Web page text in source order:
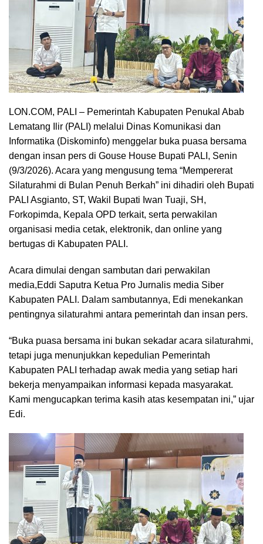
LON.COM, PALI – Pemerintah Kabupaten Penukal Abab
Lematang Ilir (PALI) melalui Dinas Komunikasi dan
Informatika (Diskominfo) menggelar buka puasa bersama
dengan insan pers di Gouse House Bupati PALI, Senin
(9/3/2026). Acara yang mengusung tema “Mempererat
Silaturahmi di Bulan Penuh Berkah” ini dihadiri oleh Bupati
PALI Asgianto, ST, Wakil Bupati Iwan Tuaji, SH,
Forkopimda, Kepala OPD terkait, serta perwakilan
organisasi media cetak, elektronik, dan online yang
bertugas di Kabupaten PALI.
Acara dimulai dengan sambutan dari perwakilan
media,Eddi Saputra Ketua Pro Jurnalis media Siber
Kabupaten PALI. Dalam sambutannya, Edi menekankan
pentingnya silaturahmi antara pemerintah dan insan pers.
“Buka puasa bersama ini bukan sekadar acara silaturahmi,
tetapi juga menunjukkan kepedulian Pemerintah
Kabupaten PALI terhadap awak media yang setiap hari
bekerja menyampaikan informasi kepada masyarakat.
Kami mengucapkan terima kasih atas kesempatan ini,” ujar
Edi.